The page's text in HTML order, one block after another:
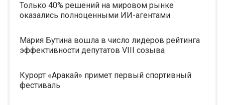
Только 40% решений на мировом рынке
оказались полноценными ИИ-агентами
Мария Бутина вошла в число лидеров рейтинга
эффективности депутатов VIII созыва
Курорт «Аракай» примет первый спортивный
фестиваль